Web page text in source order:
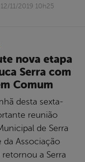
11/2019 10h25
nova etapa
Serra com
Comum
desta sexta-
reunião
de Serra
da Associação
a Serra